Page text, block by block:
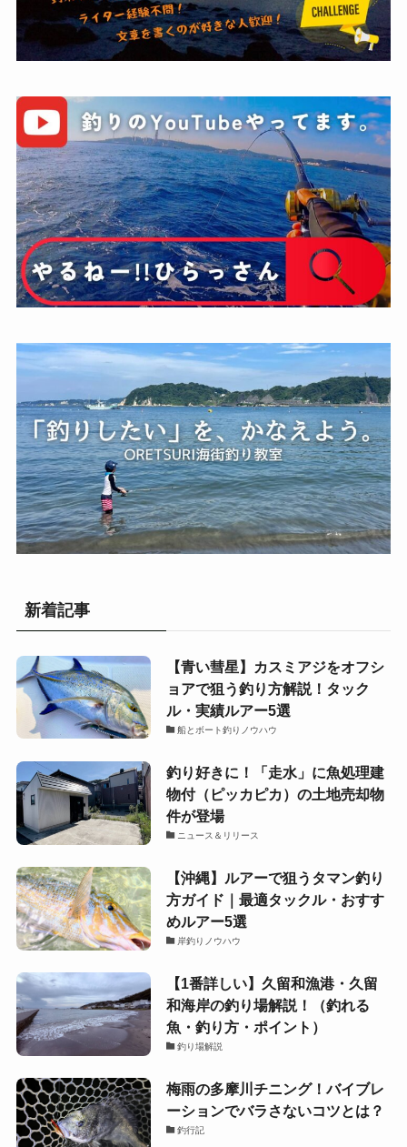
新着記事
【青い彗星】カスミアジをオフシ
ョアで狙う釣り方解説！タック
ル・実績ルアー5選
船とボート釣りノウハウ
釣り好きに！「走水」に魚処理建
物付（ピッカピカ）の土地売却物
件が登場
ニュース＆リリース
【沖縄】ルアーで狙うタマン釣り
方ガイド｜最適タックル・おすす
めルアー5選
岸釣りノウハウ
【1番詳しい】久留和漁港・久留
和海岸の釣り場解説！（釣れる
魚・釣り方・ポイント）
釣り場解説
梅雨の多摩川チニング！バイブレ
ーションでバラさないコツとは？
釣行記